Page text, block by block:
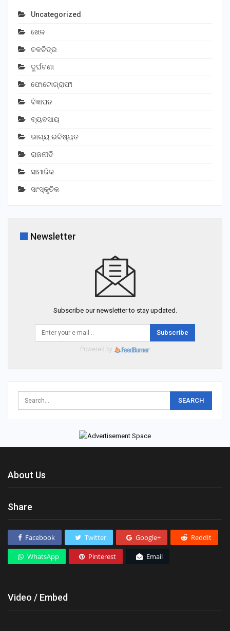
Uncategorized
ଖେଳ
ଚଳଚିତ୍ର
ଦୁର୍ଘଟଣା
ଫୋଟୋଗ୍ରାଫୀ
ବିଜ୍ଞାପନ
ବ୍ୟବସାୟ
ଭାଗ୍ୟ ଭବିଷ୍ୟତ
ରାଜନୀତି
ସାମାଜିକ
ସାଂସ୍କୃତିକ
Newsletter
Subscribe our newsletter to stay updated.
Subscribe
Powered by
About Us
Share
Facebook Twitter Google+ ReddIt
WhatsApp Pinterest Email
Video / Embed